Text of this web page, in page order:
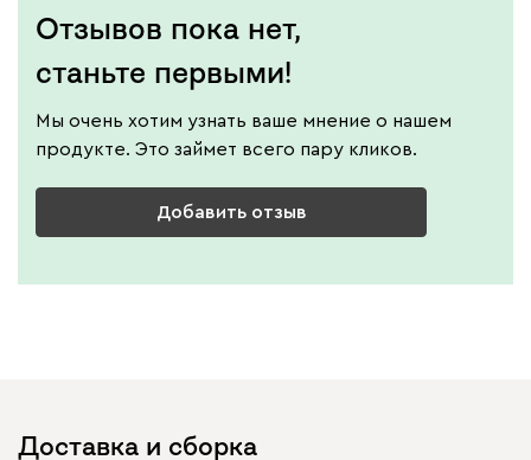
Отзывов пока нет,
станьте первыми!
Мы очень хотим узнать ваше мнение о нашем
продукте. Это займет всего пару кликов.
Добавить отзыв
Доставка и сборка